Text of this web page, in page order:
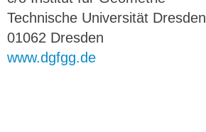
Technische Universität Dresden
01062 Dresden
www.dgfgg.de